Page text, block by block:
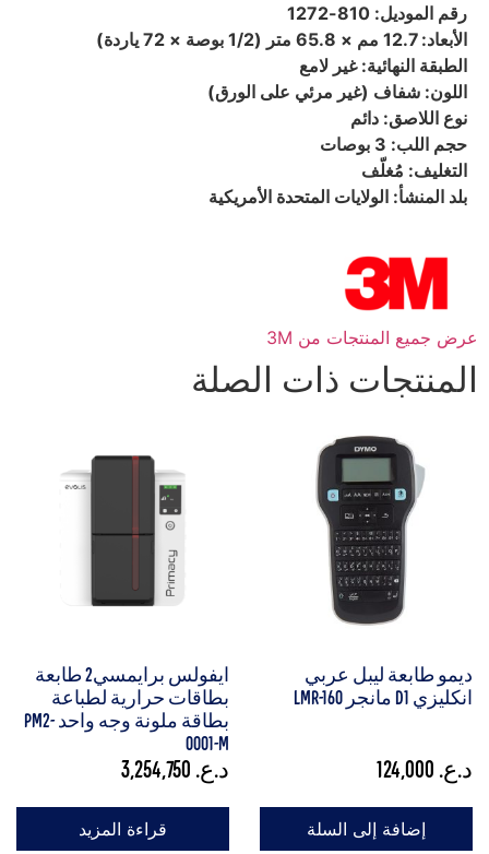
رقم الموديل: 810-1272
الأبعاد: 12.7 مم × 65.8 متر (1/2 بوصة × 72 ياردة)
الطبقة النهائية: غير لامع
اللون: شفاف (غير مرئي على الورق)
نوع اللاصق: دائم
حجم اللب: 3 بوصات
التغليف: مُغلّف
بلد المنشأ: الولايات المتحدة الأمريكية
عرض جميع المنتجات من 3M
المنتجات ذات الصلة
ديمو طابعة ليبل عربي
انكليزي D1 مانجر LMR-160
د.ع.
إضافة إلى السلة
ايفولس برايمسي2 طابعة
بطاقات حرارية لطباعة
بطاقة ملونة وجه واحد PM2-
0001-M
د.ع.
قراءة المزيد